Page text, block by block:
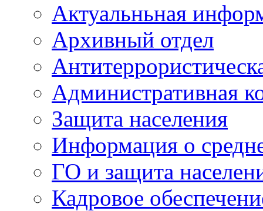
Актуальньная
Архивный отдел
Административная
Защита населения
Информация о
ГО и защита
Кадровое